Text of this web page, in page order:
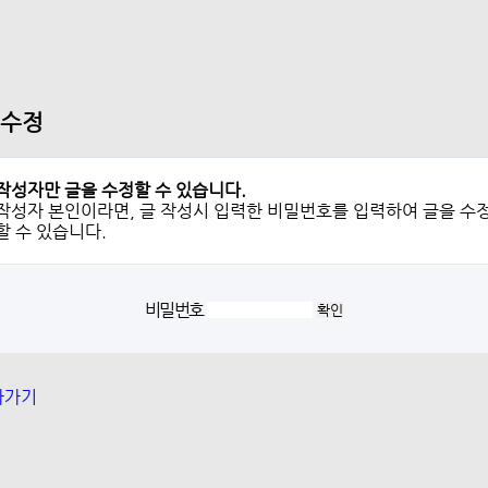
정
성자만 글을 수정할 수 있습니다.
성자 본인이라면, 글 작성시 입력한 비밀번호를 입력하여 글을 수
수 있습니다.
비밀번호
기